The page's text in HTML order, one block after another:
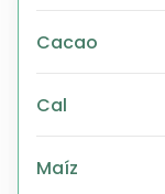
Cacao
Cal
Maíz